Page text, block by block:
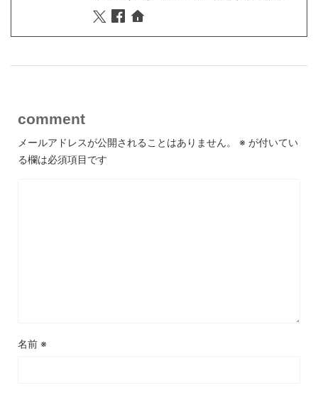
comment
メールアドレスが公開されることはありません。 ※ が付いてい
る欄は必須項目です
名前 ※